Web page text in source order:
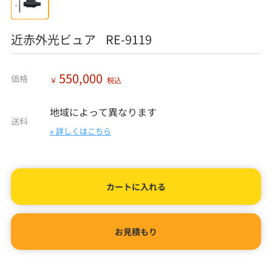
近赤外光ビュア RE-9119
価格 ￥ 550,000 税込
送料
地域によって異なります
» 詳しくはこちら
カートに入れる
お見積もり